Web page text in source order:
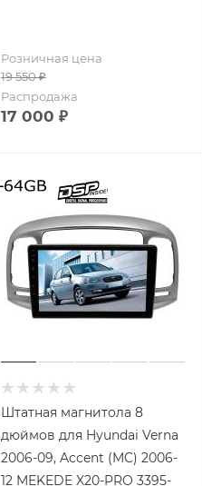
Розничная цена
19 550₽
Распродажа
17 000 ₽
Штатная магнитола 8
дюймов для Hyundai Verna
2006-09, Accent (MC) 2006-
12 MEKEDE X20-PRO 3395-